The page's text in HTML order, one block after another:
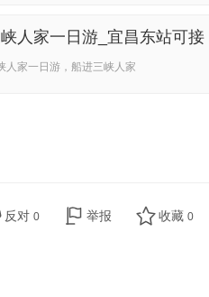
人家一日游_宜昌东站可接
人家一日游，船进三峡人家
反对 0 举报 收藏 0